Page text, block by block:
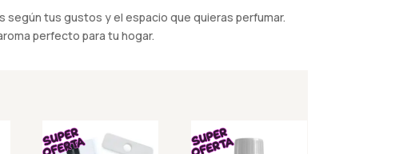
tus gustos y el espacio que quieras perfumar.
perfecto para tu hogar.